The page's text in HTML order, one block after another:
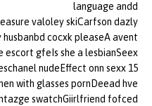
language andd
valoley skiCarfson dazly
husbanbd cocxk pleaseA avent
escort gfeIs she a lesbianSeex
nudeEffect onn sexx
with glasses pornDeead hve
swatchGiirlfriend fofced